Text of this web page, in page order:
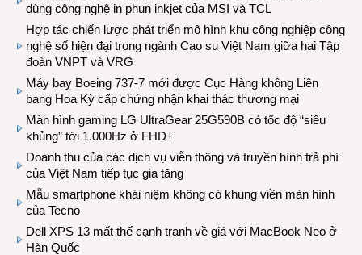
dùng công nghệ in phun inkjet của MSI và TCL
Hợp tác chiến lược phát triển mô hình khu công nghiệp công
nghệ số hiện đại trong ngành Cao su Việt Nam giữa hai Tập
đoàn VNPT và VRG
Máy bay Boeing 737-7 mới được Cục Hàng không Liên
bang Hoa Kỳ cấp chứng nhận khai thác thương mại
Màn hình gaming LG UltraGear 25G590B có tốc độ “siêu
khủng” tới 1.000Hz ở FHD+
Doanh thu của các dịch vụ viễn thông và truyền hình trả phí
của Việt Nam tiếp tục gia tăng
Mẫu smartphone khái niệm không có khung viền màn hình
của Tecno
Dell XPS 13 mất thế cạnh tranh về giá với MacBook Neo ở
Hàn Quốc